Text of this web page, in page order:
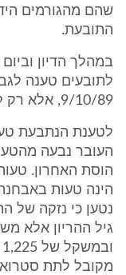
שהם מהגורמים
התובעת.
לתובעים טענה
9/10/89, אלא רק לגבי אירועי יום 8/10/89.
לטענת הנתבעת
העובר נבעה
הוסת האחרון.
הינה טעות
נטען כי נזקה של
מקובל לתת